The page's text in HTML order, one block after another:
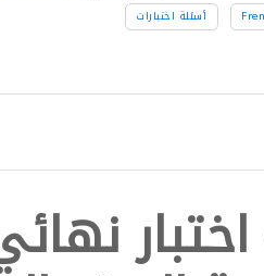
أسئلة اختبارات